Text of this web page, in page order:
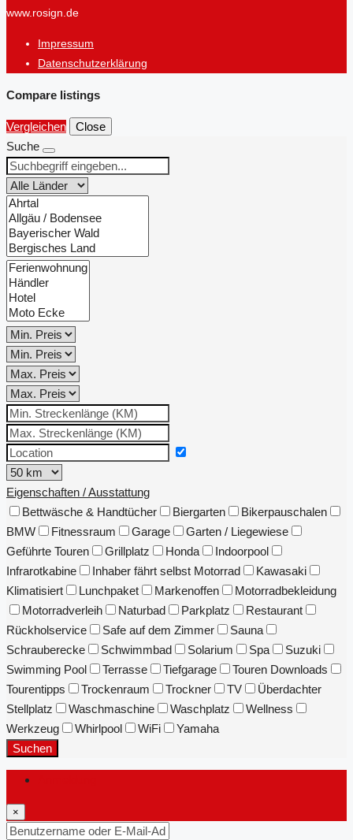
www.rosign.de
Impressum
Datenschutzerklärung
Compare listings
Vergleichen
Close
Suche
Eigenschaften / Ausstattung
Bettwäsche & Handtücher
Biergarten
Bikerpauschalen
BMW
Fitnessraum Garage
Garten / Liegewiese
Geführte Touren
Grillplatz Honda
Indoorpool
Infrarotkabine
Inhaber fährt selbst Motorrad
Kawasaki
Klimatisiert
Lunchpaket Markenoffen
Motorradbekleidung
Motorradverleih
Naturbad Parkplatz
Restaurant
Rückholservice
Safe auf dem Zimmer
Sauna
Schrauberecke
Schwimmbad Solarium Spa
Suzuki
Swimming Pool
Terrasse Tiefgarage
Touren Downloads
Tourentipps
Trockenraum Trockner TV
Überdachter
Stellplatz
Waschmaschine Waschplatz
Wellness
Werkzeug
Whirlpool WiFi
Yamaha
Suchen
×